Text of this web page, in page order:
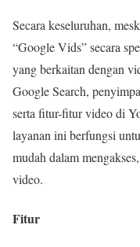
Secara keseluruhan,
“Google Vids” secara
yang berkaitan dengan
Google Search,
serta fitur-fitur video di
layanan ini berfungsi
mudah dalam
video.
Fitur